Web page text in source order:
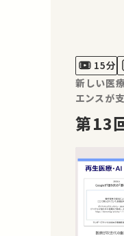
正臣15分
新しい医
エンスが